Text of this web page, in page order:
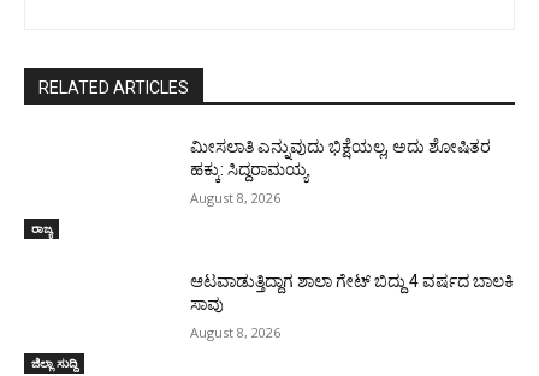
RELATED ARTICLES
ರಾಜ್ಯ
ಮೀಸಲಾತಿ ಎನ್ನುವುದು ಭಿಕ್ಷೆಯಲ್ಲ, ಅದು ಶೋಷಿತರ
ಹಕ್ಕು: ಸಿದ್ದರಾಮಯ್ಯ
August 8, 2026
ಜಿಲ್ಲಾ ಸುದ್ದಿ
ಆಟವಾಡುತ್ತಿದ್ದಾಗ ಶಾಲಾ ಗೇಟ್‌ ಬಿದ್ದು 4 ವರ್ಷದ ಬಾಲಕಿ
ಸಾವು
August 8, 2026